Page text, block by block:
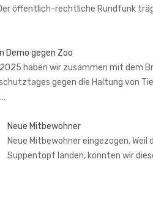
öffentlich-rechtliche Rundfunk
Demo gegen Zoo
haben wir zusammen mit dem
gegen die Haltung von
Neue Mitbewohner
Neue Mitbewohner eingezogen.
Suppentopf landen, konnten wir